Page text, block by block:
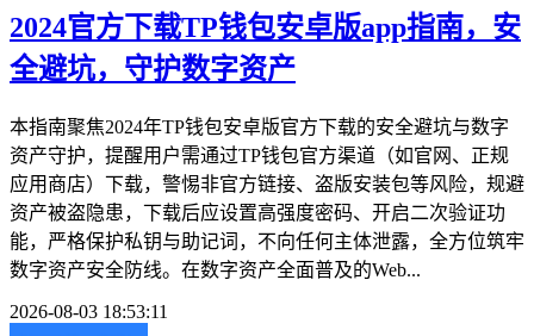
2024官方下载TP钱包安卓版app指南，安
全避坑，守护数字资产
本指南聚焦2024年TP钱包安卓版官方下载的安全避坑与数字
资产守护，提醒用户需通过TP钱包官方渠道（如官网、正规
应用商店）下载，警惕非官方链接、盗版安装包等风险，规避
资产被盗隐患，下载后应设置高强度密码、开启二次验证功
能，严格保护私钥与助记词，不向任何主体泄露，全方位筑牢
数字资产安全防线。在数字资产全面普及的Web...
2026-08-03 18:53:11